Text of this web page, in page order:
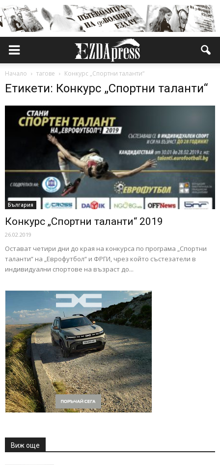
Начало тагове Конкурс „Спортни таланти“
Етикети: Конкурс „Спортни таланти“
България
Конкурс „Спортни таланти“ 2019
26.02.2019
Остават четири дни до края на конкурса по програма „Спортни
таланти“ на „Еврофутбол“ и ФРГИ, чрез който състезатели в
индивидуални спортове на възраст до...
Виж още